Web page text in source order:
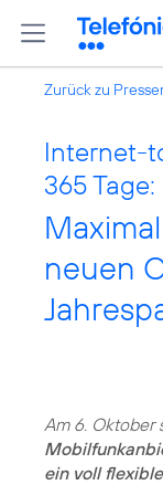
Zurück zu
Internet-
365 Tage:
neuen
Am 6. Oktober
ein voll